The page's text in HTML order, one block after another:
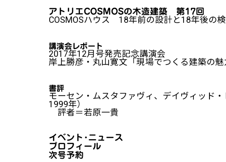
アトリエCOSMOSの木造建築 第17回
COSMOSハウス 18年前の設計と18年後
講演会レポート
2017年12月号発売記念講演会
岸上勝彦・丸山寛文「現場でつくる建築の魅
書評
モーセン・ムスタファヴィ、デイヴィッド
1999年）
評者＝若原一貴
イベント･ニュース
プロフィール
次号予約